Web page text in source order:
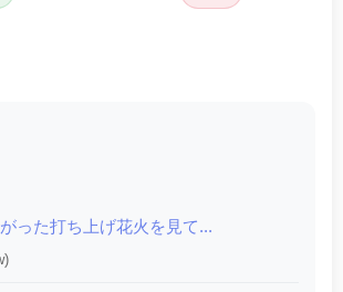
った打ち上げ花火を見て...